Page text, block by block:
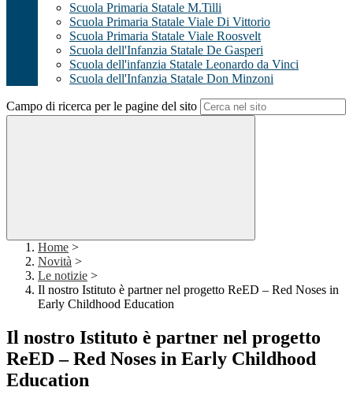
Scuola Primaria Statale M.Tilli
Scuola Primaria Statale Viale Di Vittorio
Scuola Primaria Statale Viale Roosvelt
Scuola dell'Infanzia Statale De Gasperi
Scuola dell'infanzia Statale Leonardo da Vinci
Scuola dell'Infanzia Statale Don Minzoni
Campo di ricerca per le pagine del sito
Home >
Novità >
Le notizie >
Il nostro Istituto è partner nel progetto ReED – Red Noses in
Early Childhood Education
Il nostro Istituto è partner nel progetto
ReED – Red Noses in Early Childhood
Education